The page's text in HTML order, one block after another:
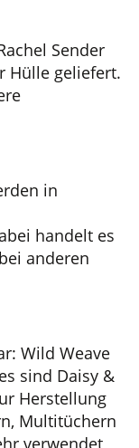
Sender
Hülle geliefert.
in
handelt es
anderen
Wild Weave
sind Daisy &
Herstellung
Multitüchern
verwendet